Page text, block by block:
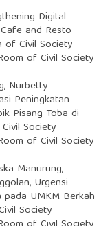
Digital
and Resto
of Civil Society
of Civil Society
Nurbetty
Peningkatan
Pisang Toba di
Society
of Civil Society
Manurung,
Urgensi
UMKM Berkah
Society